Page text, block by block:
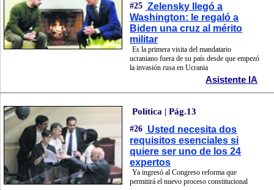
#25 Zelensky llegó a
Washington: le regaló a
Biden una cruz al mérito
militar
Es la primera visita del mandatario
ucraniano fuera de su país desde que empezó
la invasión rusa en Ucrania
Asistente IA
Política | Pág.13
#26 Usted necesita dos
requisitos esenciales si
quiere ser uno de los 24
expertos
Ya ingresó al Congreso reforma que
permitirá el nuevo proceso constitucional